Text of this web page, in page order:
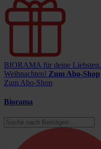
BIORAMA für deine Liebsten.
Weihnachten! Zum Abo-Shop
Zum Abo-Shop
Biorama